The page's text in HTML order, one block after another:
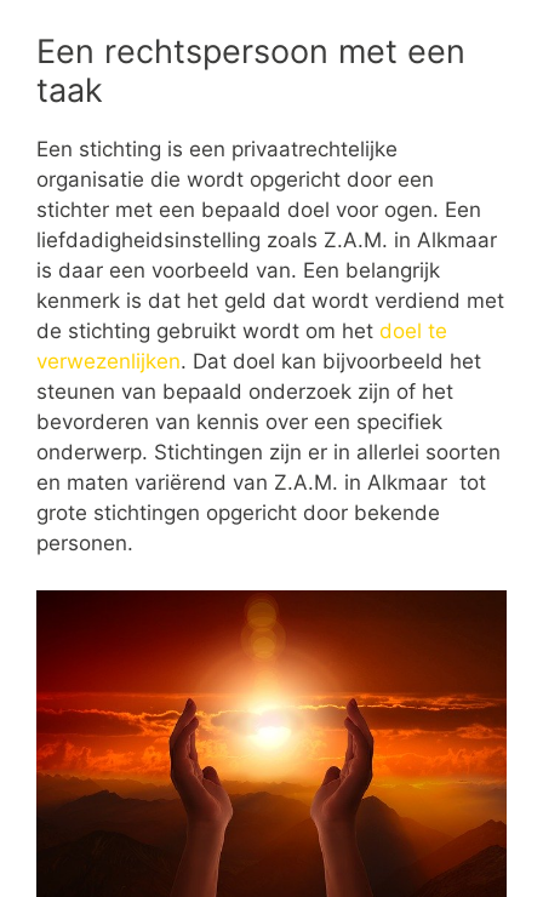
Een rechtspersoon met een
taak
Een stichting is een privaatrechtelijke
organisatie die wordt opgericht door een
stichter met een bepaald doel voor ogen. Een
liefdadigheidsinstelling zoals Z.A.M. in Alkmaar
is daar een voorbeeld van. Een belangrijk
kenmerk is dat het geld dat wordt verdiend met
de stichting gebruikt wordt om het doel te
verwezenlijken. Dat doel kan bijvoorbeeld het
steunen van bepaald onderzoek zijn of het
bevorderen van kennis over een specifiek
onderwerp. Stichtingen zijn er in allerlei soorten
en maten variërend van Z.A.M. in Alkmaar tot
grote stichtingen opgericht door bekende
personen.